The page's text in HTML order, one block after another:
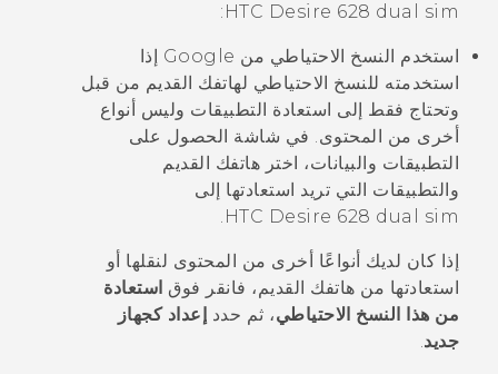
HTC Desire 628 dual sim
:
استخدم النسخ الاحتياطي من Google إذا
استخدمته للنسخ الاحتياطي لهاتفك القديم من قبل
وتحتاج فقط إلى استعادة التطبيقات وليس أنواع
أخرى من المحتوى. في شاشة الحصول على
التطبيقات والبيانات، اختر هاتفك القديم
والتطبيقات التي تريد استعادتها إلى
HTC Desire 628 dual sim
.
إذا كان لديك أنواعًا أخرى من المحتوى لنقلها أو
استعادتها من هاتفك القديم، فانقر فوق استعادة
من هذا النسخ الاحتياطي، ثم حدد إعداد كجهاز
جديد.